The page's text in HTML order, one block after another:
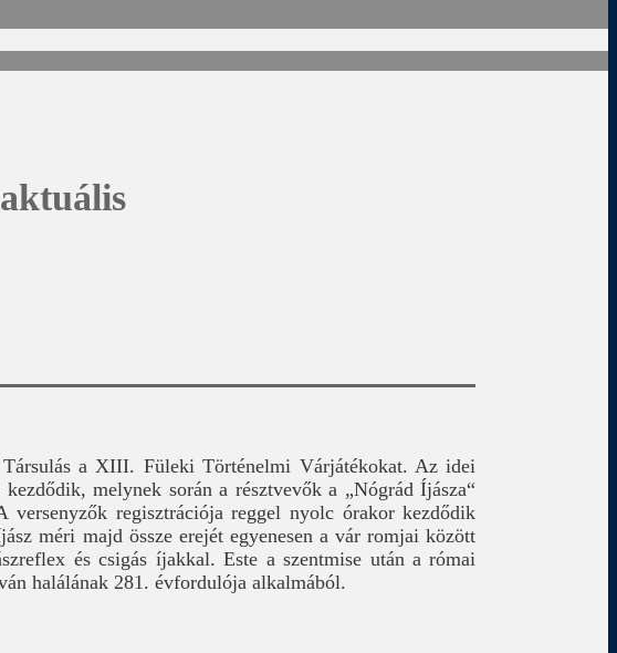
a XIII. Füleki Történelmi Várjátékokat. Az idei
melynek során a résztvevők a „Nógrád Íjásza“
regisztrációja reggel nyolc órakor kezdődik
méri majd össze erejét egyenesen a vár romjai között
és csigás íjakkal. Este a szentmise után a római
halálának 281. évfordulója alkalmából.